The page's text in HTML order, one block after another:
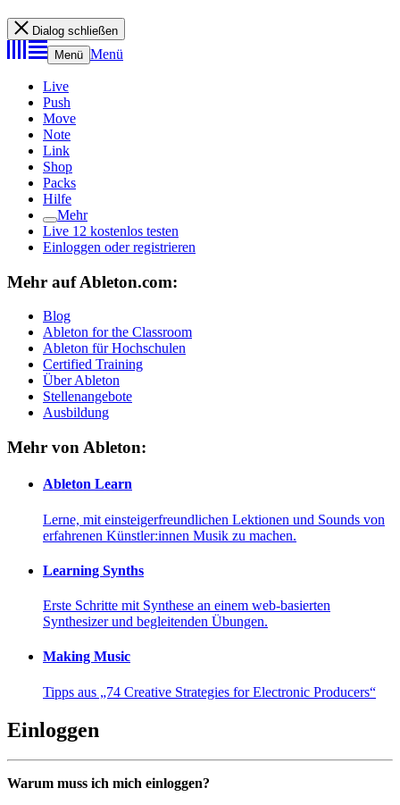
Dialog schließen
Menü Menü
Live
Push
Move
Note
Link
Shop
Packs
Hilfe
Mehr
Live 12 kostenlos testen
Einloggen oder registrieren
Mehr auf Ableton.com:
Blog
Ableton for the Classroom
Ableton für Hochschulen
Certified Training
Über Ableton
Stellenangebote
Ausbildung
Mehr von Ableton:
Ableton Learn
Lerne, mit einsteigerfreundlichen Lektionen und Sounds von
erfahrenen Künstler:innen Musik zu machen.
Learning Synths
Erste Schritte mit Synthese an einem web-basierten
Synthesizer und begleitenden Übungen.
Making Music
Tipps aus „74 Creative Strategies for Electronic Producers“
Einloggen
Warum muss ich mich einloggen?